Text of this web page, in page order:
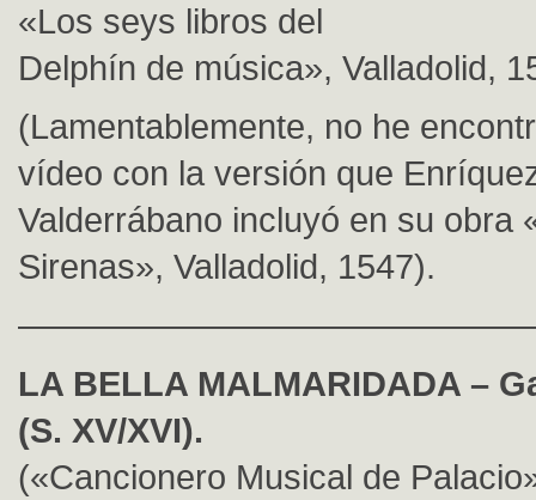
«Los seys libros del
Delphín de música», Valladolid,
(Lamentablemente, no he
vídeo con la versión que
Valderrábano incluyó en su obra
Sirenas», Valladolid, 1547).
LA BELLA MALMARIDADA –
(S. XV/XVI).
(«Cancionero Musical de